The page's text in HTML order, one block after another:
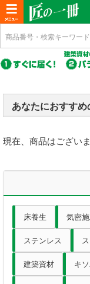
T
o
g
g
e
v
a
新規会員登録(c
u
r
n
t)
ログイン
(c
r
e
t)
マイページ(c
u
r
e
構造金物
耐震制震
機械打 釘・ビ
あなたにおすす
現在、商品はございま
床養生 気密
ステンレス
建築資材 キ